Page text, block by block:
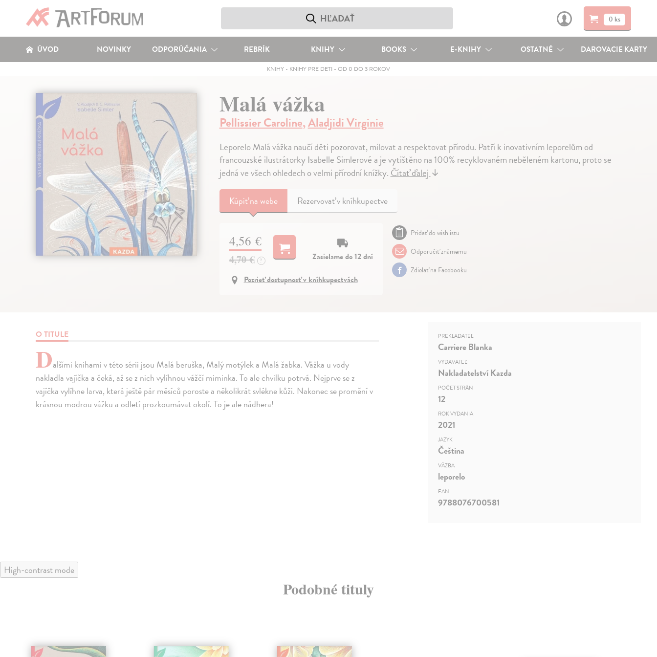
0 ks
ÚVOD NOVINKY ODPORÚČANIA REBRÍK KNIHY BOOKS E-KNIHY OSTATNÉ DAROVACIE KARTY
KNIHY- KNIHY PRE DETI - OD 0 DO 3 ROKOV
Malá vážka
Pellissier Caroline,Aladjidi Virginie
Leporelo Malá vážka naučí děti pozorovat, milovat a respektovat přírodu. Patří k inovativním leporelům od
francouzské ilustrátorky Isabelle Simlerové a je vytištěno na 100% recyklovaném neběleném kartonu, proto se
jedná ve všech ohledech o velmi přírodní knížky.Čítať ďalej↓
Kúpiťna webe Rezervovať v kníhkupectve
4,56 €
4,70 € ?
Zasielame do 12 dní
Pozrieť dostupnosť v kníhkupectvách
Pridať do wishlistu
Odporučiť známemu
Zdielať na Facebooku
O TITULE
Dalšími knihami v této sérii jsou Malá beruška, Malý motýlek a Malá žabka. Vážka u vody
nakladla vajíčka a čeká, až se z nich vylíhnou vážčí miminka. To ale chvilku potrvá. Nejprve se z
vajíčka vylíhne larva, která ještě pár měsíců poroste a několikrát svlékne kůži. Nakonec se promění v
krásnou modrou vážku a odletí prozkoumávat okolí. To je ale nádhera!
PREKLADATEĽ
Carriere Blanka
VYDAVATEĽ
Nakladatelství Kazda
POČET STRÁN
12
ROK VYDANIA
2021
JAZYK
Čeština
VÄZBA
leporelo
EAN
9788076700581
High-contrast mode
Podobné tituly